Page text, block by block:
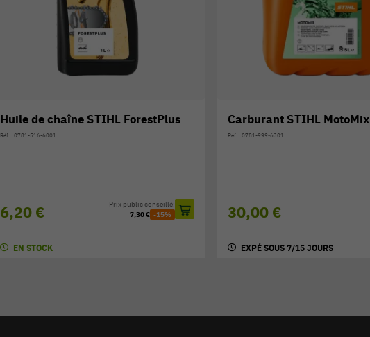
Huile de chaîne STIHL ForestPlus
Réf. : 0781-516-6001
6,20 €
Prix public conseillé:
7,30 € -15%
EN STOCK
Carburant STIHL MotoMix
Réf. : 0781-999-6301
30,00 €
EXPÉ SOUS 7/15 JOURS